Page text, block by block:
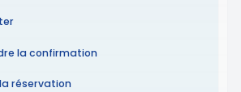
la confirmation
réservation